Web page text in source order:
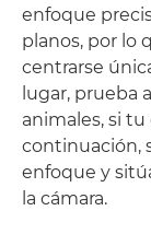
enfoque
planos, por lo
centrarse
lugar, prueba
animales, si tu
continuación,
enfoque y
la cámara.